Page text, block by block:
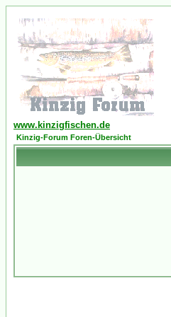
www.kinzigfischen.de
Kinzig-Forum Foren-Übersicht